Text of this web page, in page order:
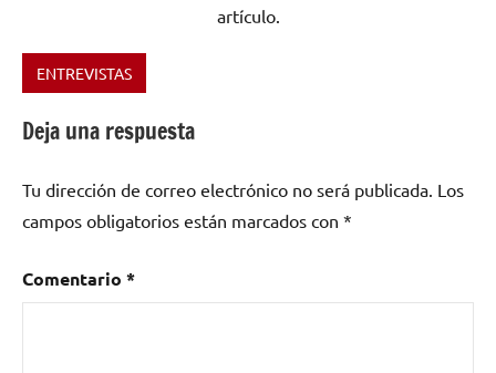
artículo.
Etiquetado
Asturias,
de
Odio,
Hardcore
ENTREVISTAS
Deja una respuesta
Tu dirección de correo electrónico no será publicada. Los
campos obligatorios están marcados con *
Comentario *